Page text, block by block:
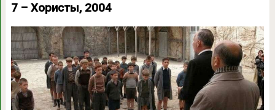
7 – Хористы, 2004